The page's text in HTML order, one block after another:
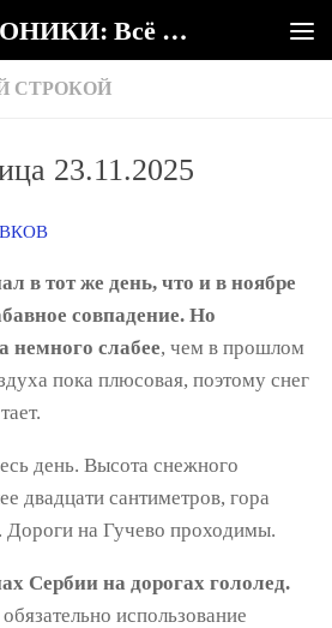
СЕРБСКИЕ ХРОНИКИ: Всё о Сербии
СТРОКОЙ
23.11.2025
в тот же день, что и в ноябре
совпадение. Но
немного слабее, чем в прошлом
пока плюсовая, поэтому снег
день. Высота снежного
двадцати сантиметров, гора
Дороги на Гучево проходимы.
Сербии на дорогах гололед.
использование